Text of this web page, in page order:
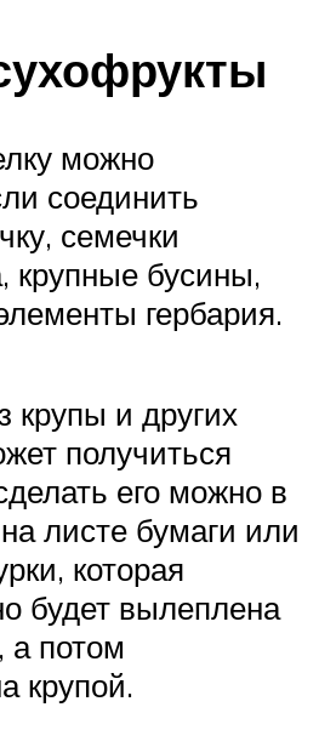
можно
соединить
семечки
крупные бусины,
гербария.
крупы и других
получиться
его можно в
листе бумаги или
которая
будет вылеплена
а потом
крупой.